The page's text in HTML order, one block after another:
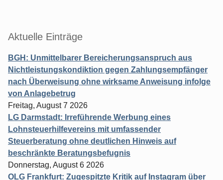
Aktuelle Einträge
BGH: Unmittelbarer Bereicherungsanspruch aus
Nichtleistungskondiktion gegen Zahlungsempfänger
nach Überweisung ohne wirksame Anweisung infolge
von Anlagebetrug
Freitag, August 7 2026
LG Darmstadt: Irreführende Werbung eines
Lohnsteuerhilfevereins mit umfassender
Steuerberatung ohne deutlichen Hinweis auf
beschränkte Beratungsbefugnis
Donnerstag, August 6 2026
OLG Frankfurt: Zugespitzte Kritik auf Instagram über